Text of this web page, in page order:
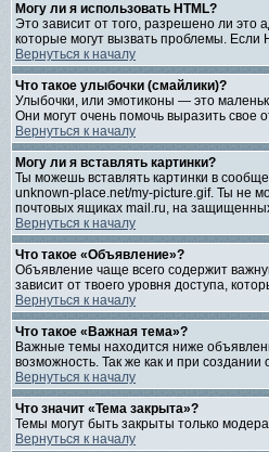
Могу ли я использовать HTML?
Это зависит от того, разрешено ли это
которые могут вызвать проблемы. Если
Вернуться к началу
Что такое улыбочки (смайлики)?
Улыбочки, или эмотиконы — это
Они могут очень помочь выразить
Вернуться к началу
Могу ли я вставлять картинки?
Ты можешь вставлять картинки в
unknown-place.net/my-picture.gif. Ты не
почтовых ящиках mail.ru, на
Вернуться к началу
Что такое «Объявление»?
Объявление чаще всего содержит
зависит от твоего уровня доступа,
Вернуться к началу
Что такое «Важная тема»?
Важные темы находится ниже
возможность. Так же как и при
Вернуться к началу
Что значит «Тема закрыта»?
Темы могут быть закрыты только
Вернуться к началу